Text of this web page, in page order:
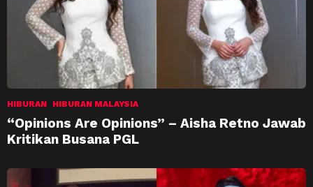
HIBURAN HIBURAN MALAYSIA
“Opinions Are Opinions” – Aisha Retno Jawab
Kritikan Busana PGL